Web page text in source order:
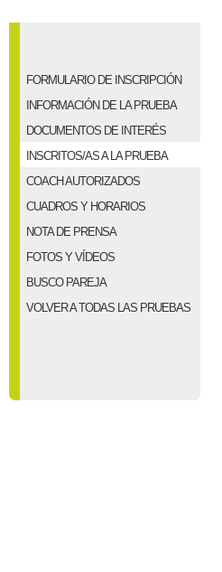
FORMULARIO DE INSCRIPCIÓN
INFORMACIÓN DE LA PRUEBA
DOCUMENTOS DE INTERÉS
INSCRITOS/AS A LA PRUEBA
COACH AUTORIZADOS
CUADROS Y HORARIOS
NOTA DE PRENSA
FOTOS Y VÍDEOS
BUSCO PAREJA
VOLVER A TODAS LAS PRUEBAS